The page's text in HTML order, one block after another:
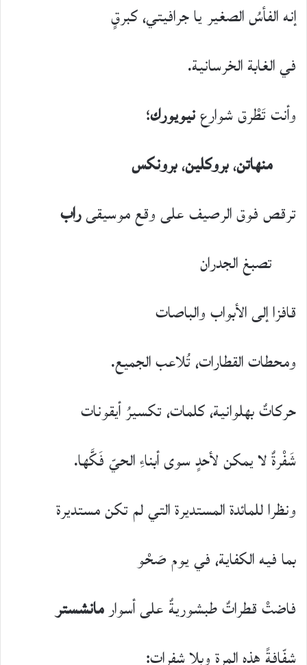
إنه الفأسُ الصغير يا جرافيتي، كبرقٍ
في الغابة الخرسانية.
وأنت تَطْرق شوارعنيويورك؛
منهاتن،بروكلين،برونكس
ترقص فوق الرصيف على وقع موسيقىراب
تصبغ الجدران
قافزا إلى الأبواب والباصات
ومحطات القطارات، تُلاعب الجميع.
حركاتٌ بهلوانية، كلمات، تكسيرُ أيقونات
شَفْرةٌ لا يمكن لأحدٍ سوى أبناءِ الحيّ فَكَّها.
ونظرا للمائدة المستديرة التي لم تكن مستديرة
بما فيه الكفاية، في يوم صَحْو
فاضتْ قطراتٌ طبشوريةٌ على أسوارمانشستر